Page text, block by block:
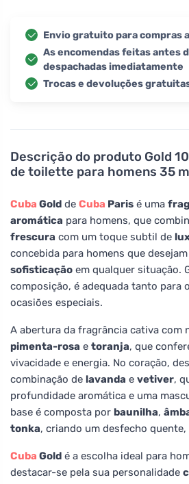
Descrição do produto Gold
de toilette para homens 35
Cuba Gold de Cuba Paris é uma
aromática para homens, que
frescura com um toque subtil de
concebida para homens que
sofisticação em qualquer situação.
composição, é adequada tanto para
ocasiões especiais.
A abertura da fragrância cativa com
pimenta-rosa e toranja, que
vivacidade e energia. No coração,
combinação de lavanda e vetiver,
profundidade aromática e uma
base é composta por baunilha,
tonka, criando um desfecho
Cuba Gold é a escolha ideal para
destacar-se pela sua personalidade
Envio gratuito para compras
As encomendas feitas antes
despachadas imediatamente
Trocas e devoluções